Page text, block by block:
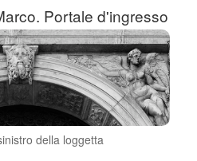
Portale d'ingresso
della loggetta